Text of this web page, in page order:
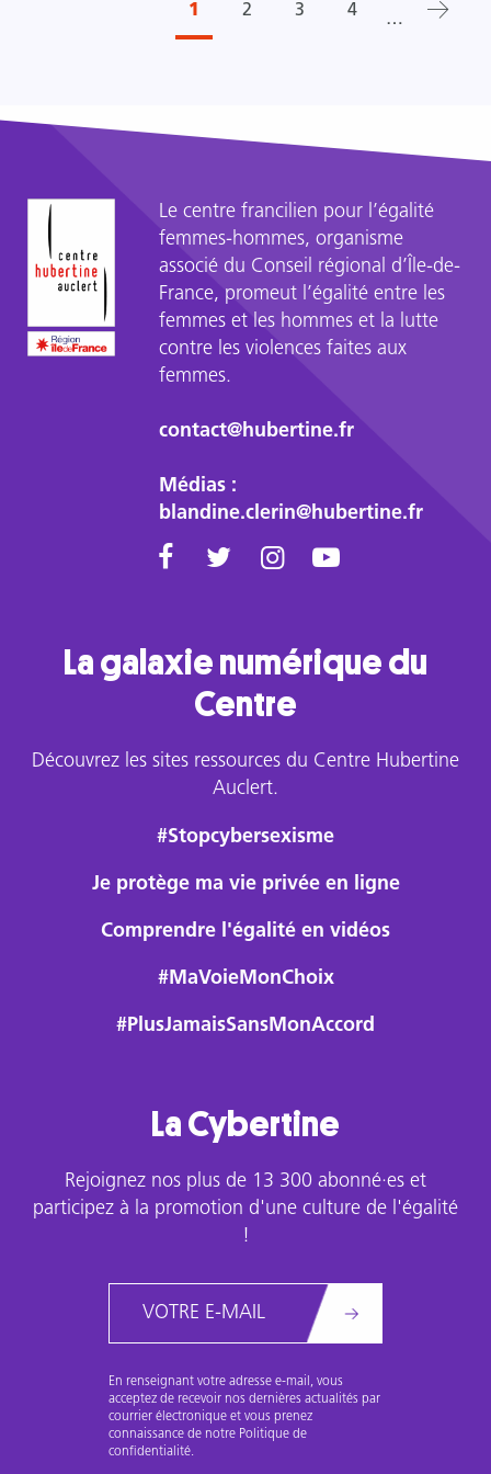
Page
courante
1
Admin
2
Admin
3
Admin
4 …
Page
Le centre francilien pour l’égalité
femmes-hommes, organisme
associé du Conseil régional d’Île-de-
France, promeut l’égalité entre les
femmes et les hommes et la lutte
contre les violences faites aux
femmes.
contact@hubertine.fr
Médias :
blandine.clerin@hubertine.fr
La galaxie numérique du
Centre
Découvrez les sites ressources du Centre Hubertine
Auclert.
#Stopcybersexisme
Je protège ma vie privée en ligne
Comprendre l'égalité en vidéos
#MaVoieMonChoix
#PlusJamaisSansMonAccord
La Cybertine
Rejoignez nos plus de 13 300 abonné·es et
participez à la promotion d'une culture de l'égalité
!
En renseignant votre adresse e-mail, vous
acceptez de recevoir nos dernières actualités par
courrier électronique et vous prenez
connaissance de notre Politique de
confidentialité.